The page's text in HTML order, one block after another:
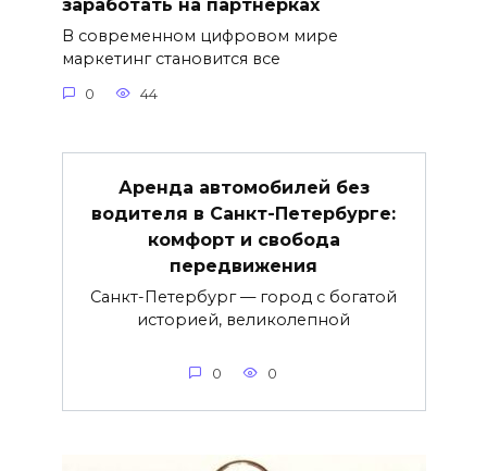
заработать на партнерках
В современном цифровом мире
маркетинг становится все
0 44
Аренда автомобилей без
водителя в Санкт-Петербурге:
комфорт и свобода
передвижения
Санкт-Петербург — город с богатой
историей, великолепной
0 0